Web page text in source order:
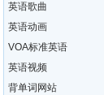
英语歌曲
英语动画
VOA标准英语
英语视频
背单词网站